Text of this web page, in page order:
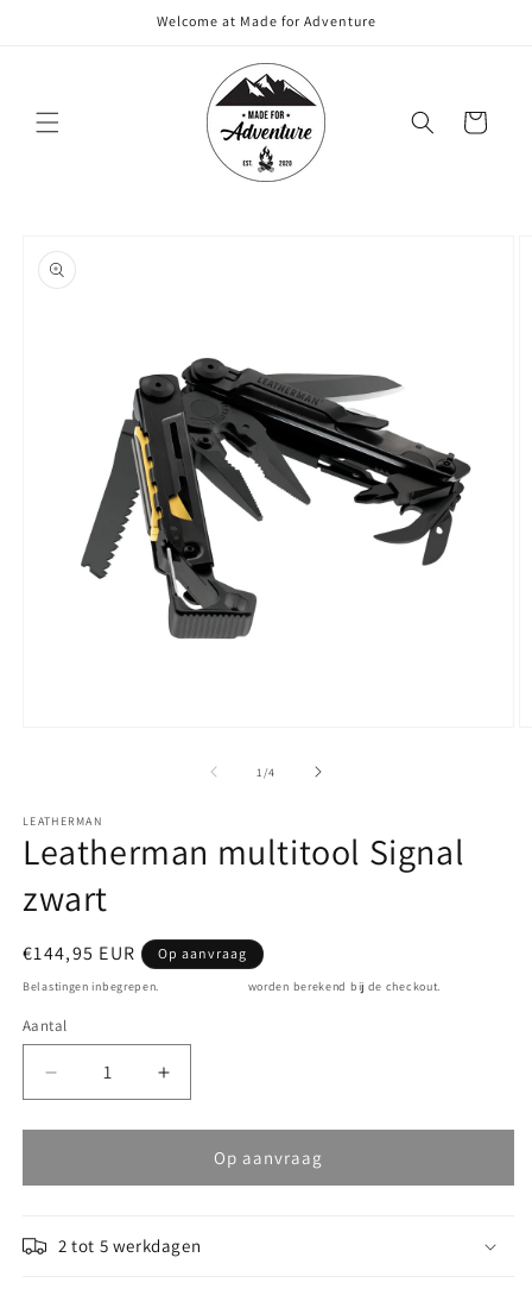
Welcome at Made for Adventure
Winkelwagen
1 /van
4
LEATHERMAN
Leatherman multitool Signal
zwart
Normale
prijs
€144,95 EUR Op aanvraag
Belastingen inbegrepen. worden berekend bij de checkout.
Aantal
Aantal
Aantal
verlagen
voor
multitool
Aantal
verhogen
voor
Leatherman
multitool
Op aanvraag
2 tot 5 werkdagen